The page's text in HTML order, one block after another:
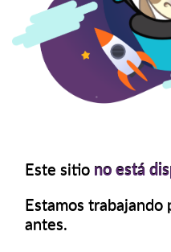
Este sitio no está
Estamos trabajando
antes.